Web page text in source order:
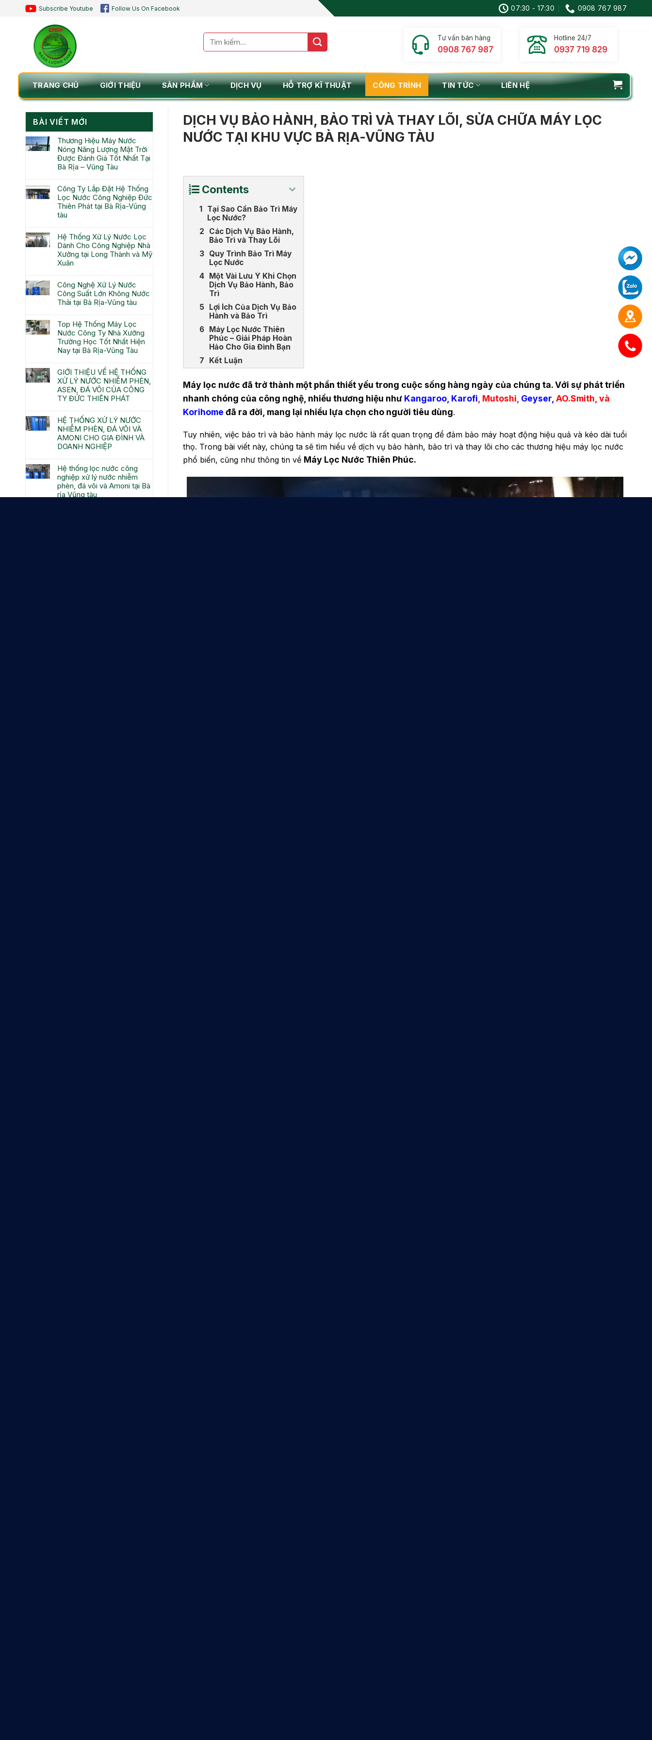
Chuyển
Subscribe Youtube Follow Us On Facebook 07:30 - 17:30 0908 767 987
Tìm
kiếm:
Tư vấn bán hàng
0908 767 987
Hotline 24/7
0937 719 829
TRANG CHỦ GIỚI THIỆU SẢN PHẨM DỊCH VỤ HỖ TRỢ KĨ THUẬT CÔNG TRÌNH TIN TỨC LIÊN HỆ
BÀI VIẾT MỚI
Thương Hiệu Máy Nước
Nóng Năng Lượng Mặt Trời
Được Đánh Giá Tốt Nhất Tại
Bà Rịa – Vũng Tàu
Công Ty Lắp Đặt Hệ Thống
Lọc Nước Công Nghiệp Đức
Thiên Phát tại Bà Rịa-Vũng
tàu
Hệ Thống Xử Lý Nước Lọc
Dành Cho Công Nghiệp Nhà
Xưởng tại Long Thành và Mỹ
Xuân
Công Nghệ Xử Lý Nước
Công Suất Lớn Không Nước
Thải tại Bà Rịa-Vũng tàu
Top Hệ Thống Máy Lọc
Nước Công Ty Nhà Xưởng
Trường Học Tốt Nhất Hiện
Nay tại Bà Rịa-Vũng Tàu
GIỚI THIỆU VỀ HỆ THỐNG
XỬ LÝ NƯỚC NHIỄM PHÈN,
ASEN, ĐÁ VÔI CỦA CÔNG
TY ĐỨC THIÊN PHÁT
HỆ THỐNG XỬ LÝ NƯỚC
NHIỄM PHÈN, ĐÁ VÔI VÀ
AMONI CHO GIA ĐÌNH VÀ
DOANH NGHIỆP
Hệ thống lọc nước công
nghiệp xử lý nước nhiễm
phèn, đá vôi và Amoni tại Bà
rịa Vũng tàu
DỊCH VỤ BẢO HÀNH, BẢO TRÌ VÀ THAY LÕI, SỬA CHỮA MÁY LỌC
NƯỚC TẠI KHU VỰC BÀ RỊA-VŨNG TÀU
Contents
Tại Sao Cần Bảo Trì Máy
Lọc Nước?
Các Dịch Vụ Bảo Hành,
Bảo Trì và Thay Lõi
Quy Trình Bảo Trì Máy
Lọc Nước
Một Vài Lưu Ý Khi Chọn
Dịch Vụ Bảo Hành, Bảo
Trì
Lợi Ích Của Dịch Vụ Bảo
Hành và Bảo Trì
Máy Lọc Nước Thiên
Phúc – Giải Pháp Hoàn
Hảo Cho Gia Đình Bạn
Kết Luận
Máy lọc nước đã trở thành một phần thiết yếu trong cuộc sống hàng ngày của chúng ta. Với sự phát triển
nhanh chóng của công nghệ, nhiều thương hiệu như Kangaroo Karofi , Mutoshi, Geyser AO.Smith, và
Korihome đã ra đời, mang lại nhiều lựa chọn cho người tiêu dùng.
Tuy nhiên, việc bảo trì và bảo hành máy lọc nước là rất quan trọng để đảm bảo máy hoạt động hiệu quả và kéo dài tuổi
thọ. Trong bài viết này, chúng ta sẽ tìm hiểu về dịch vụ bảo hành, bảo trì và thay lõi cho các thương hiệu máy lọc nước
phổ biến, cũng như thông tin về Máy Lọc Nước Thiên Phúc.